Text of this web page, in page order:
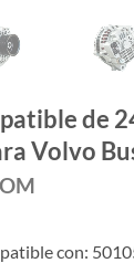
de
Volvo
con: